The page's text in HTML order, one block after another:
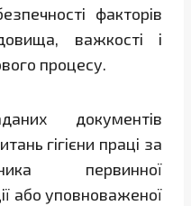
факторів
важкості і
процесу.
документів
гігієни праці за
первинної
або уповноваженої